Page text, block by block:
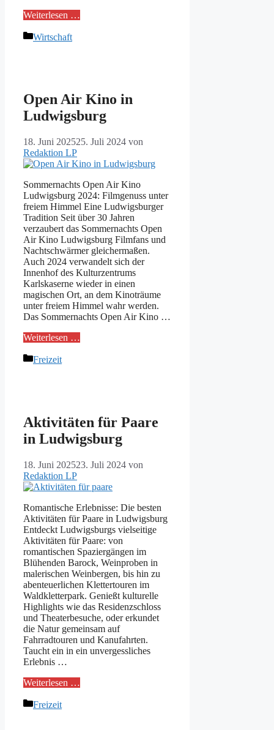
Weiterlesen …
Kategorien
Wirtschaft
Open Air Kino in
Ludwigsburg
18. Juni 202525. Juli 2024 von
Redaktion LP
Sommernachts Open Air Kino
Ludwigsburg 2024: Filmgenuss unter
freiem Himmel Eine Ludwigsburger
Tradition Seit über 30 Jahren
verzaubert das Sommernachts Open
Air Kino Ludwigsburg Filmfans und
Nachtschwärmer gleichermaßen.
Auch 2024 verwandelt sich der
Innenhof des Kulturzentrums
Karlskaserne wieder in einen
magischen Ort, an dem Kinoträume
unter freiem Himmel wahr werden.
Das Sommernachts Open Air Kino …
Weiterlesen …
Kategorien
Freizeit
Aktivitäten für Paare
in Ludwigsburg
18. Juni 202523. Juli 2024 von
Redaktion LP
Romantische Erlebnisse: Die besten
Aktivitäten für Paare in Ludwigsburg
Entdeckt Ludwigsburgs vielseitige
Aktivitäten für Paare: von
romantischen Spaziergängen im
Blühenden Barock, Weinproben in
malerischen Weinbergen, bis hin zu
abenteuerlichen Klettertouren im
Waldkletterpark. Genießt kulturelle
Highlights wie das Residenzschloss
und Theaterbesuche, oder erkundet
die Natur gemeinsam auf
Fahrradtouren und Kanufahrten.
Taucht ein in ein unvergessliches
Erlebnis …
Weiterlesen …
Kategorien
Freizeit